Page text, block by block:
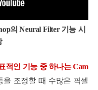
의 Neural Filter 기능 시
적인 기능 중 하나는 Cam
을 조정할 때 수많은 픽셀